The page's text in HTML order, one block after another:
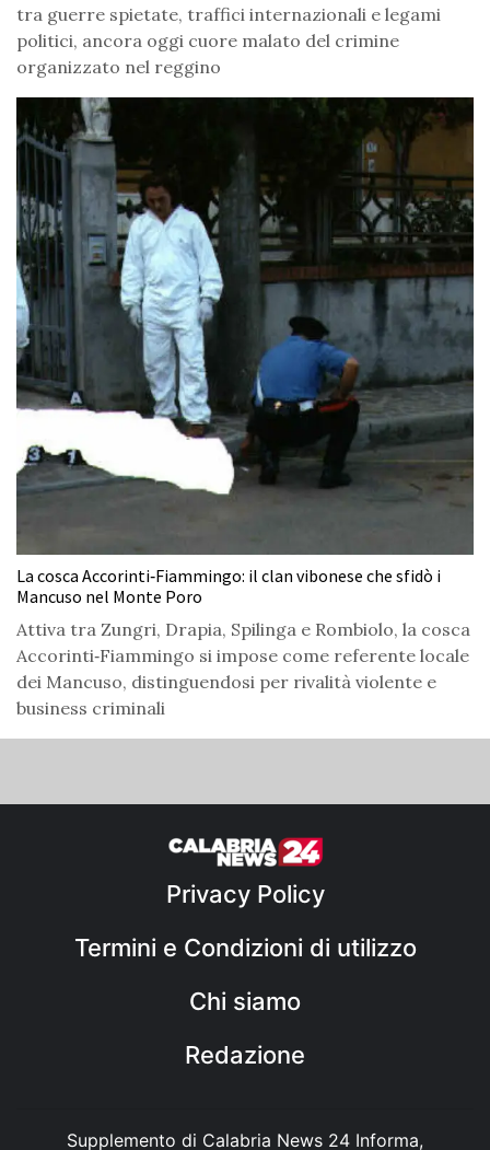
tra guerre spietate, traffici internazionali e legami
politici, ancora oggi cuore malato del crimine
organizzato nel reggino
La cosca Accorinti‑Fiammingo: il clan vibonese che sfidò i
Mancuso nel Monte Poro
Attiva tra Zungri, Drapia, Spilinga e Rombiolo, la cosca
Accorinti‑Fiammingo si impose come referente locale
dei Mancuso, distinguendosi per rivalità violente e
business criminali
Privacy Policy
Termini e Condizioni di utilizzo
Chi siamo
Redazione
Supplemento di Calabria News 24 Informa,